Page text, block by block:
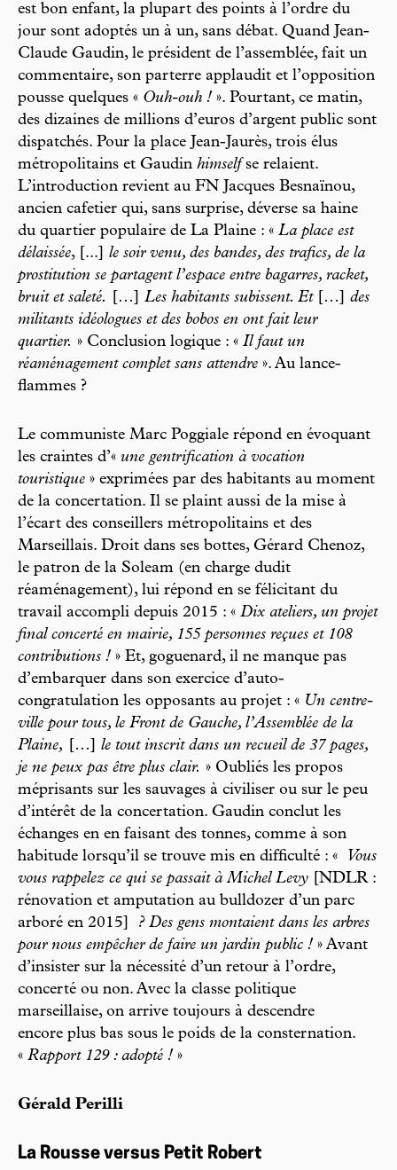
est bon enfant, la plupart des points à l’ordre du
jour sont adoptés un à un, sans débat. Quand Jean-
Claude Gaudin, le président de l’assemblée, fait un
commentaire, son parterre applaudit et l’opposition
pousse quelques « Ouh-ouh ! ». Pourtant, ce matin,
des dizaines de millions d’euros d’argent public sont
dispatchés. Pour la place Jean-Jaurès, trois élus
métropolitains et Gaudin himselfse relaient.
L’introduction revient au FN Jacques Besnaïnou,
ancien cafetier qui, sans surprise, déverse sa haine
du quartier populaire de La Plaine : « La place est
délaissée, [...] le soir venu, des bandes, des trafics, de la
prostitution se partagent l’espace entre bagarres, racket,
bruit et saleté.
[…] Les habitants subissent. Et[…] des
militants idéologues et des bobos en ont fait leur
quartier. » Conclusion logique : « Il faut un
réaménagement complet sans attendre ». Au lance-
flammes ?
Le communiste Marc Poggiale répond en évoquant
les craintes d’« une gentrification à vocation
touristique » exprimées par des habitants au moment
de la concertation. Il se plaint aussi de la mise à
l’écart des conseillers métropolitains et des
Marseillais. Droit dans ses bottes, Gérard Chenoz,
le patron de la Soleam (en charge dudit
réaménagement), lui répond en se félicitant du
travail accompli depuis 2015 : « Dix ateliers, un projet
final concerté en mairie, 155 personnes reçues et 108
contributions ! » Et, goguenard, il ne manque pas
d’embarquer dans son exercice d’auto-
congratulation les opposants au projet : « Un centre-
ville pour tous, le Front de Gauche, l’Assemblée de la
Plaine,
[…] le tout inscrit dans un recueil de 37 pages,
je ne peux pas être plus clair. » Oubliés les propos
méprisants sur les sauvages à civiliser ou sur le peu
d’intérêt de la concertation. Gaudin conclut les
échanges en en faisant des tonnes, comme à son
habitude lorsqu’il se trouve mis en difficulté : «
Vous
vous rappelez ce qui se passait à Michel Levy [NDLR :
rénovation et amputation au bulldozer d’un parc
arboré en 2015]
? Des gens montaient dans les arbres
pour nous empêcher de faire un jardin public ! » Avant
d’insister sur la nécessité d’un retour à l’ordre,
concerté ou non. Avec la classe politique
marseillaise, on arrive toujours à descendre
encore plus bas sous le poids de la consternation.
« Rapport 129 : adopté ! »
Gérald Perilli
La Rousse versus Petit Robert